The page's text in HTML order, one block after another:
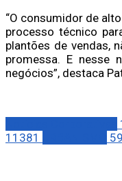
“O consumidor de
processo técnico
plantões de vendas,
promessa. E nesse
negócios”, destaca
11381